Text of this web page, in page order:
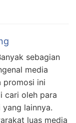
sebagian
media
promosi ini
cari oleh para
lainnya.
luas media